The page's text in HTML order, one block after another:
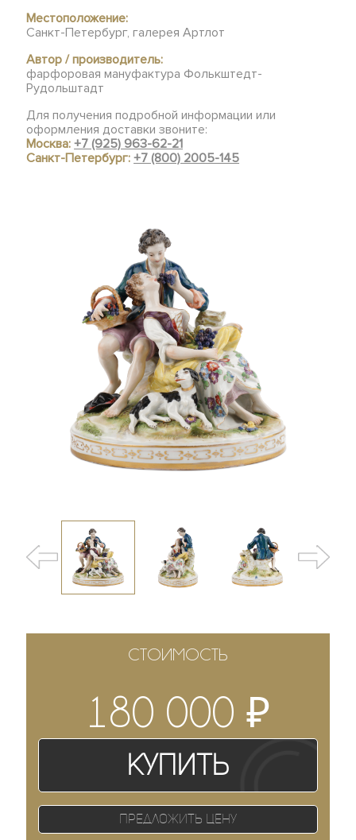
Местоположение:
Санкт-Петербург, галерея Артлот
Автор / производитель:
фарфоровая мануфактура Фолькштедт-
Рудольштадт
Для получения подробной информации или
оформления доставки звоните:
Москва:+7 (925) 963-62-21
Санкт-Петербург:+7 (800) 2005-145
СТОИМОСТЬ
180 000 ₽
Купить
Предложить цену